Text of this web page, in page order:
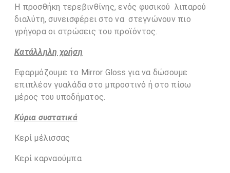
Η προσθήκη τερεβινθίνης, ενός φυσικού λιπαρού
διαλύτη, συνεισφέρει στο να στεγνώνουν πιο
γρήγορα οι στρώσεις του προϊόντος.
Κατάλληλη χρήση
Εφαρμόζουμε το Mirror Gloss για να δώσουμε
επιπλέον γυαλάδα στο μπροστινό ή στο πίσω
μέρος του υποδήματος.
Κύρια συστατικά
Κερί μέλισσας
Κερί καρναούμπα